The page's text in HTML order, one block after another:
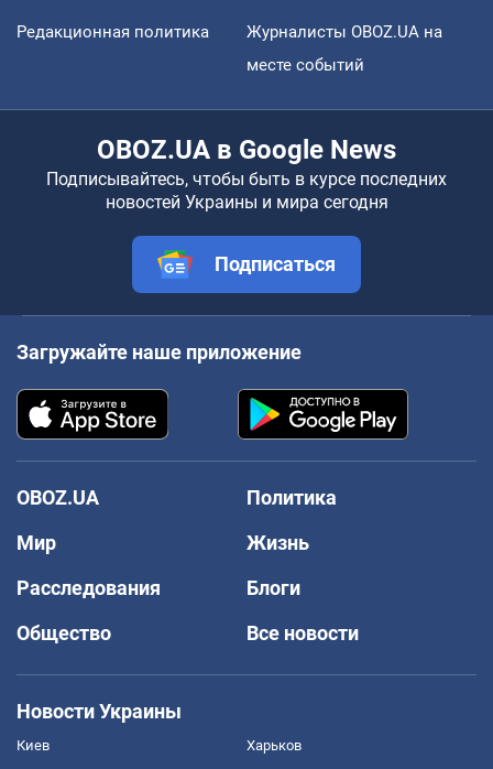
Редакционная политика
Журналисты OBOZ.UA на
месте событий
OBOZ.UA в Google News
Подписывайтесь, чтобы быть в курсе последних
новостей Украины и мира сегодня
Подписаться
Загружайте наше приложение
OBOZ.UA
Политика
Мир
Жизнь
Расследования
Блоги
Общество
Все новости
Новости Украины
Киев Харьков